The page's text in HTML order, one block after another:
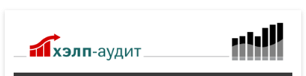
содержимому